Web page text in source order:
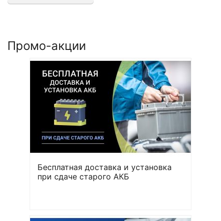
Промо-акции
Бесплатная доставка и установка
при сдаче старого АКБ